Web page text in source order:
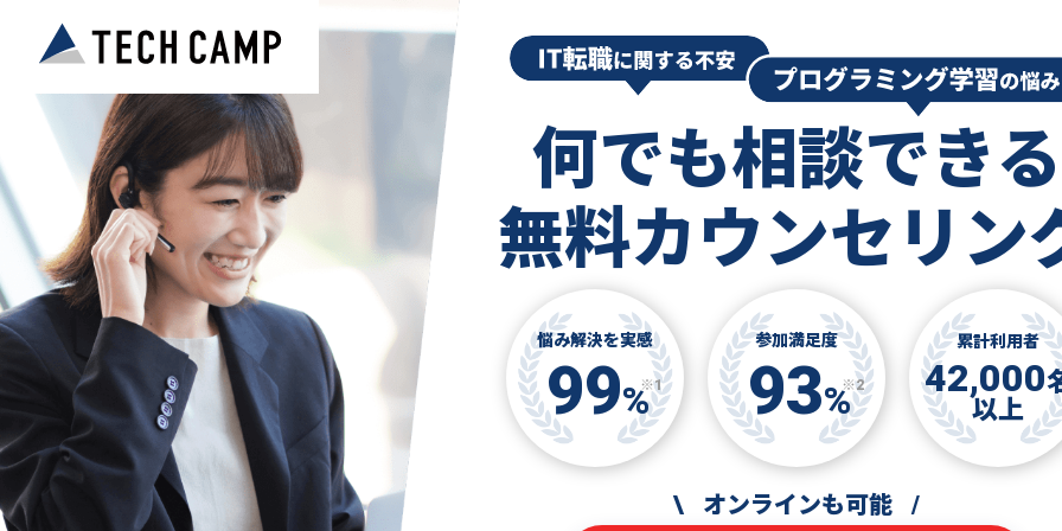
何でも相談できる
無料カウンセリン
悩み解決を実感
99%※1
参加満足度
93%※2
累計利用者
42,000
以上
\ オンラインも可能 /